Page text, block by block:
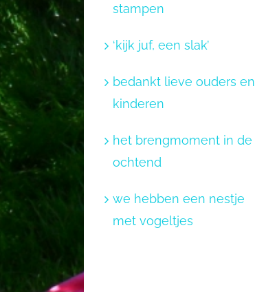
stampen
‘kijk juf, een slak’
bedankt lieve ouders en
kinderen
het brengmoment in de
ochtend
we hebben een nestje
met vogeltjes